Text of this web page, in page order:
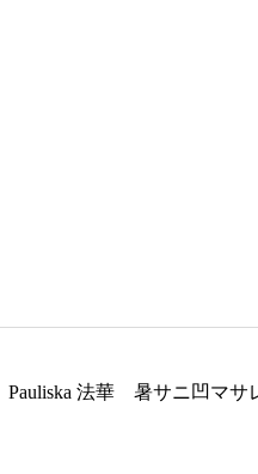
法華 暑サニ凹マサ